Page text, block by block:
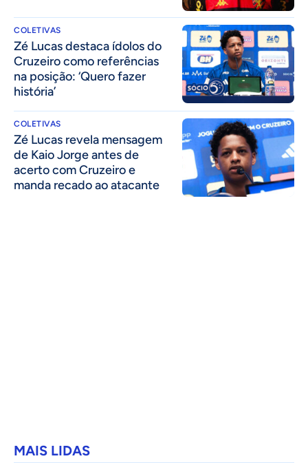
COLETIVAS
Zé Lucas destaca ídolos do
Cruzeiro como referências
na posição: ‘Quero fazer
história’
COLETIVAS
Zé Lucas revela mensagem
de Kaio Jorge antes de
acerto com Cruzeiro e
manda recado ao atacante
MAIS LIDAS